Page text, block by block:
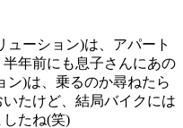
ューション)は、アパート
年前にも息子さんにあの
ン)は、乗るのか尋ねたら
たけど、結局バイクには
たね(笑)